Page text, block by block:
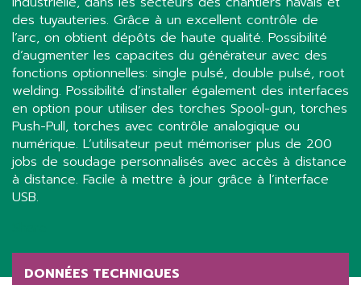
des tuyauteries. Grâce à un excellent contrôle de
l’arc, on obtient dépôts de haute qualité. Possibilité
d’augmenter les capacites du générateur avec des
fonctions optionnelles: single pulsé, double pulsé, root
welding. Possibilité d’installer également des interfaces
en option pour utiliser des torches Spool-gun, torches
Push-Pull, torches avec contrôle analogique ou
numérique. L’utilisateur peut mémoriser plus de 200
jobs de soudage personnalisés avec accès à distance
à distance. Facile à mettre à jour grâce à l’interface
USB.
DONNÉES TECHNIQUES